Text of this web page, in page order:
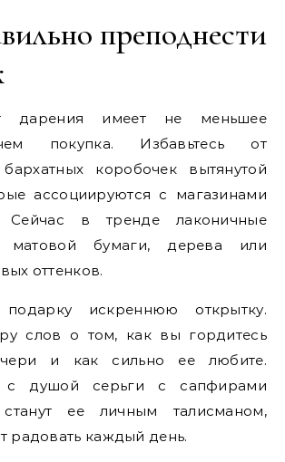
преподнести
дарения имеет не меньшее
покупка. Избавьтесь от
коробочек вытянутой
ассоциируются с магазинами
Сейчас в тренде лаконичные
матовой бумаги, дерева или
оттенков.
искреннюю открытку.
слов о том, как вы гордитесь
и как сильно ее любите.
с душой серьги с сапфирами
станут ее личным талисманом,
радовать каждый день.